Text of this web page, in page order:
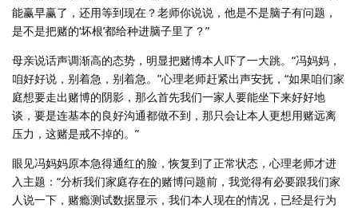
能赢早赢了，还用等到现在？老师你说说，他是不是脑子有问题，
是不是把赌的‘坏根’都给种进脑子里了？”
母亲说话声调渐高的态势，明显把赌博本人吓了一大跳。“冯妈妈，
咱好好说，别着急，别着急。”心理老师赶紧出声安抚，“如果咱们家
庭想要走出赌博的阴影，那么首先我们一家人要能坐下来好好地
谈，要是连基本的良好沟通都做不到，那只会让本人更想用赌远离
压力，这赌是戒不掉的。”
眼见冯妈妈原本急得通红的脸，恢复到了正常状态，心理老师才进
入主题：“分析我们家庭存在的赌博问题前，我觉得有必要跟我们家
人说一下，赌瘾测试数据显示，我们本人现在的情况，已经是行为